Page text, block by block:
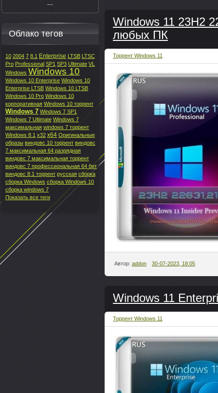
Windows 11 23H2
любых ПК
Торрент Windows 11
Автор: addon 30-07-2023, 18:05
Windows 11
Торрент Windows 11
---
Облако тегов
10 2004 7 8.1 Enterprise LTSB LTSC
Pro Professional SP1 SP3 Ultimate VL
Windows Windows 10
Windows 10 Enterprise Windows 10
Enterprise LTSB Windows 10 LTSB
Windows 10 Pro Windows 10
корпоративная Windows 10 торрент
Windows 7 Windows 7 SP1
Windows 7 Ultimate Windows 7
максимальная windows 7 торрент
Windows 8.1 x32 x64 Оригинальные
образы виндовс 10 торрент виндовс
7 максимальная 64 разрядная
виндовс 7 максимальная торрент
виндовс 7 профессиональная 64 бит
виндовс 8.1 торрент русская сборка
сборка Windows сборка Windows 10
сборка windows 7
Показать все теги